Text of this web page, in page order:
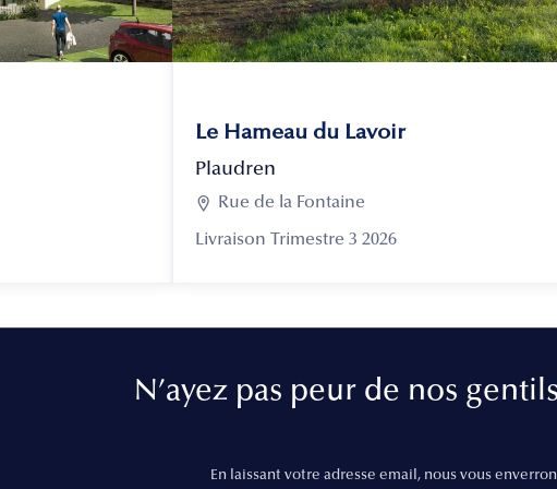
Le Hameau du Lavoir
Plaudren
 Rue de la Fontaine
Livraison Trimestre 3 2026
N’ayez pas peur de nos
En laissant votre adresse email, nous vous